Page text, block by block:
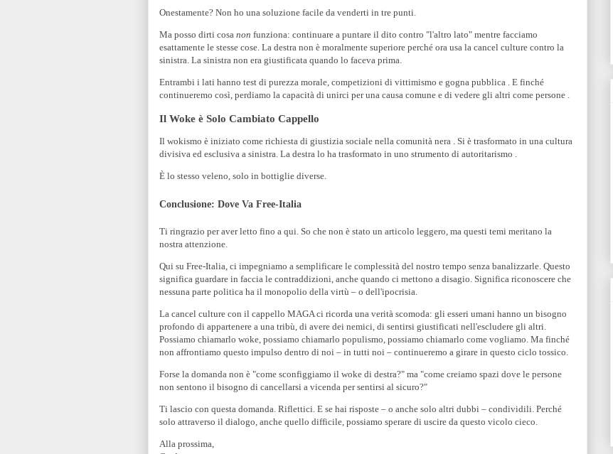
Onestamente? Non ho una soluzione facile da venderti in tre punti.
Ma posso dirti cosa non funziona: continuare a puntare il dito contro "l'altro lato" mentre facciamo
esattamente le stesse cose. La destra non è moralmente superiore perché ora usa la cancel culture contro la
sinistra. La sinistra non era giustificata quando lo faceva prima.
Entrambi i lati hanno test di purezza morale, competizioni di vittimismo e gogna pubblica . E finché
continueremo così, perdiamo la capacità di unirci per una causa comune e di vedere gli altri come persone .
Il Woke è Solo Cambiato Cappello
Il wokismo è iniziato come richiesta di giustizia sociale nella comunità nera . Si è trasformato in una cultura
divisiva ed esclusiva a sinistra. La destra lo ha trasformato in uno strumento di autoritarismo .
È lo stesso veleno, solo in bottiglie diverse.
Conclusione: Dove Va Free-Italia
Ti ringrazio per aver letto fino a qui. So che non è stato un articolo leggero, ma questi temi meritano la
nostra attenzione.
Qui su Free-Italia, ci impegniamo a semplificare le complessità del nostro tempo senza banalizzarle. Questo
significa guardare in faccia le contraddizioni, anche quando ci mettono a disagio. Significa riconoscere che
nessuna parte politica ha il monopolio della virtù – o dell'ipocrisia.
La cancel culture con il cappello MAGA ci ricorda una verità scomoda: gli esseri umani hanno un bisogno
profondo di appartenere a una tribù, di avere dei nemici, di sentirsi giustificati nell'escludere gli altri.
Possiamo chiamarlo woke, possiamo chiamarlo populismo, possiamo chiamarlo come vogliamo. Ma finché
non affrontiamo questo impulso dentro di noi – in tutti noi – continueremo a girare in questo ciclo tossico.
Forse la domanda non è "come sconfiggiamo il woke di destra?" ma "come creiamo spazi dove le persone
non sentono il bisogno di cancellarsi a vicenda per sentirsi al sicuro?"
Ti lascio con questa domanda. Riflettici. E se hai risposte – o anche solo altri dubbi – condividili. Perché
solo attraverso il dialogo, anche quello difficile, possiamo sperare di uscire da questo vicolo cieco.
Alla prossima,